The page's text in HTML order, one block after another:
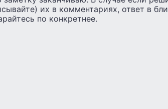
их в комментариях, ответ в
по конкретнее.